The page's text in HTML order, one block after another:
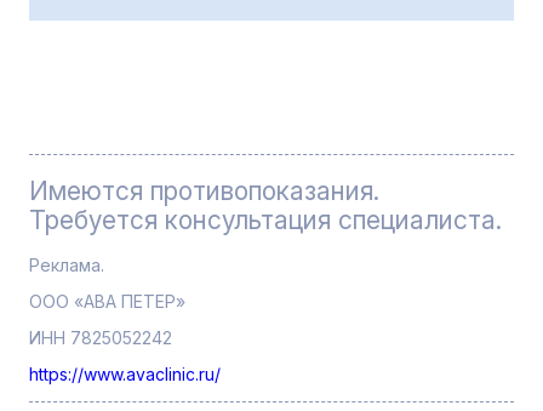
Имеются противопоказания.
Требуется консультация специалиста.
Реклама.
ООО «АВА ПЕТЕР»
ИНН 7825052242
https://www.avaclinic.ru/